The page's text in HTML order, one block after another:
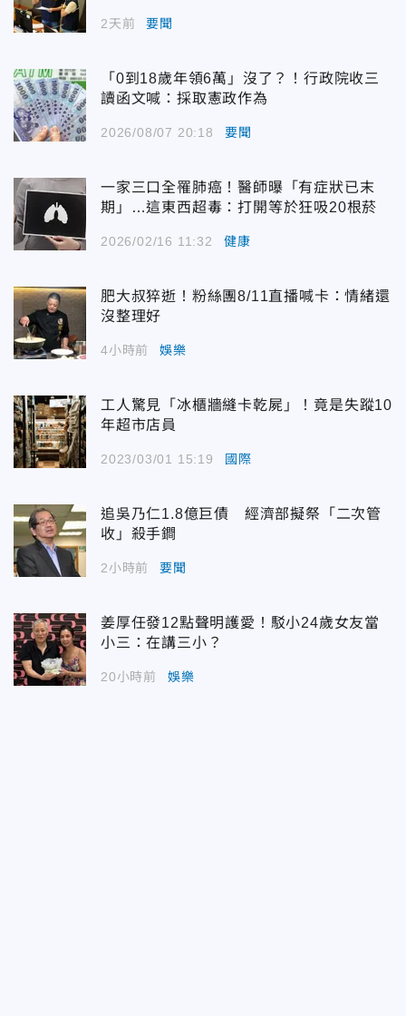
2天前 要聞
「0到18歲年領6萬」沒了？！行政院收三
讀函文喊：採取憲政作為
2026/08/07 20:18 要聞
一家三口全罹肺癌！醫師曝「有症狀已末
期」…這東西超毒：打開等於狂吸20根菸
2026/02/16 11:32 健康
肥大叔猝逝！粉絲團8/11直播喊卡：情緒還
沒整理好
4小時前 娛樂
工人驚見「冰櫃牆縫卡乾屍」！竟是失蹤10
年超市店員
2023/03/01 15:19 國際
追吳乃仁1.8億巨債 經濟部擬祭「二次管
收」殺手鐧
2小時前 要聞
姜厚任發12點聲明護愛！駁小24歲女友當
小三：在講三小？
20小時前 娛樂